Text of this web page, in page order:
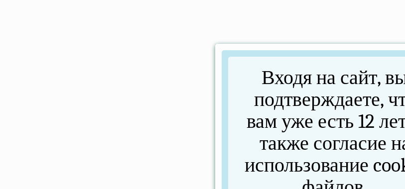
Входя на сайт,
подтверждаете,
вам уже есть 12
также согласие
использование